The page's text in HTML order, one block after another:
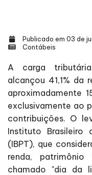
Publicado em 03 de
Contábeis
A carga
alcançou 41,1% da
aproximadamente
exclusivamente ao
contribuições. O
Instituto Brasileiro
(IBPT), que
renda,
chamado "dia da